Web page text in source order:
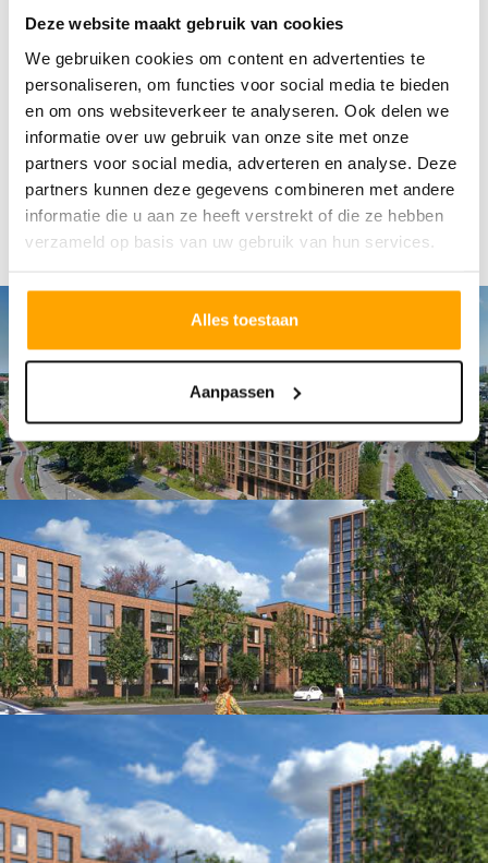
Deze website maakt gebruik van cookies
We gebruiken cookies om content en advertenties te
personaliseren, om functies voor social media te bieden
en om ons websiteverkeer te analyseren. Ook delen we
informatie over uw gebruik van onze site met onze
partners voor social media, adverteren en analyse. Deze
partners kunnen deze gegevens combineren met andere
informatie die u aan ze heeft verstrekt of die ze hebben
verzameld op basis van uw gebruik van hun services.
Alles toestaan
Aanpassen